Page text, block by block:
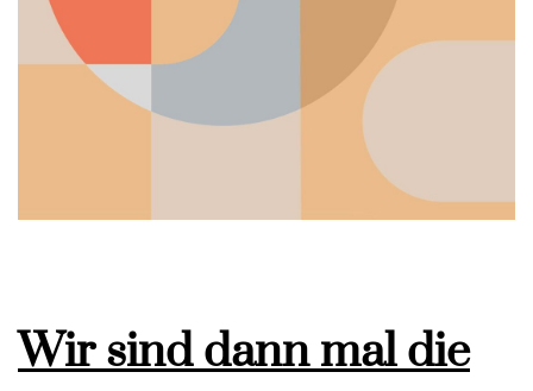
Wir sind dann mal die